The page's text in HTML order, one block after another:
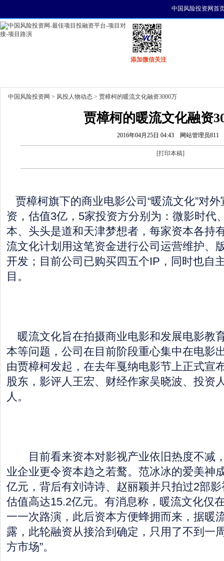
中国风险投资网首
添加微信关注
中国风险投资网 > 风投人物动态 > 贾樟柯的暖流文化融资3000万
贾樟柯的暖流文化融资
2016年04月25日 04:43 网站管理员811
[打印本稿]
贾樟柯旗下的商业电影公司“暖流文化”对
资，估值3亿，5家投资方分别为：微影时代
本、头头是道和天津梦想者，每家资本各持
流文化计划用这笔资金进行公司运营维护、
开发；目前公司已购买四五个IP，同时也自
目。
暖流文化旨在拍摄商业电影和发展电影教
本等问题，公司在目前阶段重心集中在电影
由贾樟柯发起，在去年戛纳电影节上正式宣
股东，影评人王宏、财经作家吴晓波、投资
人。
目前看来资本对影视产业依旧热度不减
业企业更令资本趋之若鹜。范冰冰的爱美神
亿元，背后有刘诗诗、赵丽颖并只拍过2部
估值高达15.2亿元。有消息称，暖流文化仅
一一次路演，此后资本方便蜂拥而来，据暖
露，此轮融资从接洽到确定，只用了不到一
方市场”。